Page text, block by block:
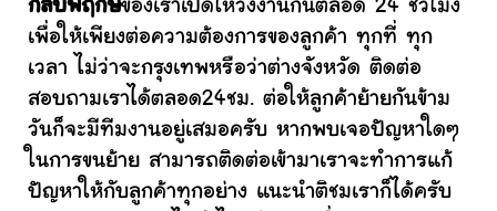
กัลปพฤกษ์ของเราเปิดให้วิ่งงานกันตลอด 24 ชั่วโมง
เพื่อให้เพียงต่อความต้องการของลูกค้า ทุกที่ ทุก
เวลา ไม่ว่าจะกรุงเทพหรือว่าต่างจังหวัด ติดต่อ
สอบถามเราได้ตลอด24ชม. ต่อให้ลูกค้าย้ายกันข้าม
วันก็จะมีทีมงานอยู่เสมอครับ หากพบเจอปัญหาใดๆ
ในการขนย้าย สามารถติดต่อเข้ามาเราจะทำการแก้
ปัญหาให้กับลูกค้าทุกอย่าง แนะนำติชมเราก็ได้ครับ